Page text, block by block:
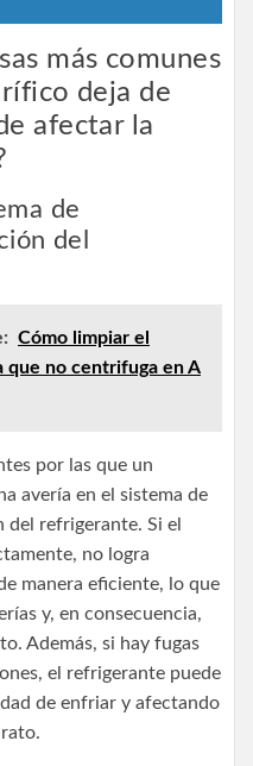
más comunes
deja de
afectar la
de
del
Cómo limpiar el
que no centrifuga en A
por las que un
avería en el sistema de
refrigerante. Si el
no logra
manera eficiente, lo que
y, en consecuencia,
Además, si hay fugas
el refrigerante puede
de enfriar y afectando